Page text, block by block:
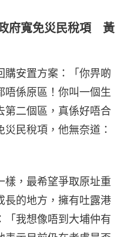
府寬免災民稅項 黃
購安置方案：「你畀啲
唔係原區！你叫一個生
第二個區，真係好唔合
民稅項，他無奈道：
樣，最希望爭取原址重
長的地方，擁有吐露港
「我想像唔到大埔仲有